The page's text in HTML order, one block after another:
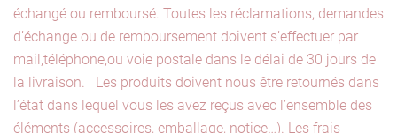
échangé ou remboursé. Toutes les réclamations, demandes
d’échange ou de remboursement doivent s’effectuer par
mail,téléphone,ou voie postale dans le délai de 30 jours de
la livraison. Les produits doivent nous être retournés dans
l’état dans lequel vous les avez reçus avec l’ensemble des
éléments (accessoires, emballage, notice…). Les frais